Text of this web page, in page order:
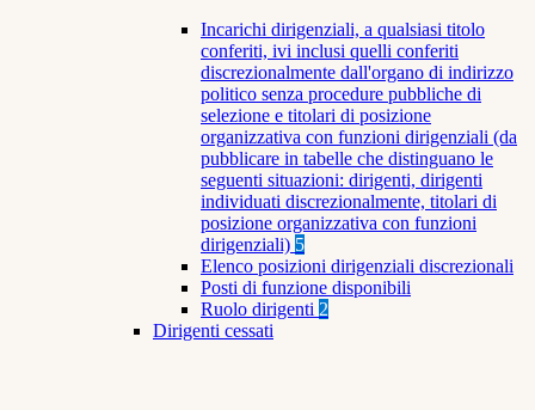
Incarichi dirigenziali, a qualsiasi titolo
conferiti, ivi inclusi quelli conferiti
discrezionalmente dall'organo di indirizzo
politico senza procedure pubbliche di
selezione e titolari di posizione
organizzativa con funzioni dirigenziali (da
pubblicare in tabelle che distinguano le
seguenti situazioni: dirigenti, dirigenti
individuati discrezionalmente, titolari di
posizione organizzativa con funzioni
dirigenziali) 5
Elenco posizioni dirigenziali discrezionali
Posti di funzione disponibili
Ruolo dirigenti 2
Dirigenti cessati